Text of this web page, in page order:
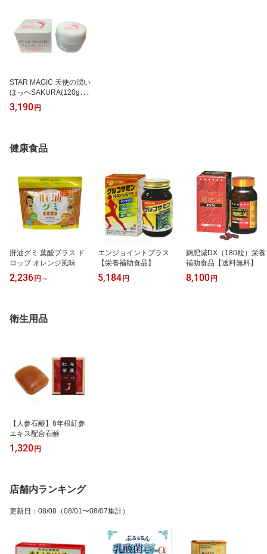
STAR MAGIC 天使の潤い
ほっぺSAKURA(120g)
【医薬部外品】
3,190円
健康食品
肝油グミ 葉酸プラス ド
ロップ オレンジ風味
2,236円 ～
エンジョイントプラス
【栄養補助食品】
5,184円
麹肥減DX（180粒）栄養
補助食品【送料無料】
8,100円
衛生用品
【人参石鹸】6年根紅参
エキス配合石鹸
1,320円
店舗内ランキング
更新日 ： 08/08 （08/01〜08/07集計）